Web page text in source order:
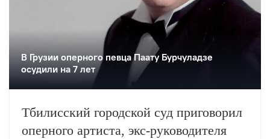
В Грузии оперного певца Паату Бурчуладзе
осудили на 7 лет
Тбилисский городской суд приговорил
оперного артиста, экс-руководителя